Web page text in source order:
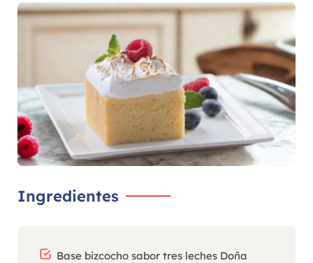
Ingredientes
Base bizcocho sabor tres leches Doña